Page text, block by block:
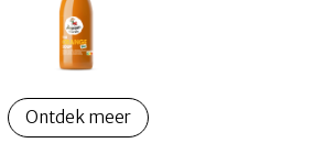
Ontdek meer